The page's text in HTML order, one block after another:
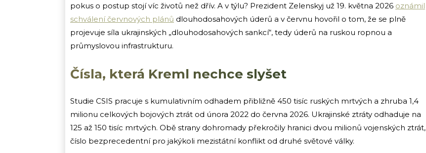
pokus o postup stojí víc životů než dřív. A v týlu? Prezident Zelenskyj už 19. května 2026 oznámil
schválení červnových plánů dlouhodosahových úderů a v červnu hovořil o tom, že se plně
projevuje síla ukrajinských „dlouhodosahových sankcí“, tedy úderů na ruskou ropnou a
průmyslovou infrastrukturu.
Čísla, která Kreml nechce slyšet
Studie CSIS pracuje s kumulativním odhadem přibližně 450 tisíc ruských mrtvých a zhruba 1,4
milionu celkových bojových ztrát od února 2022 do června 2026. Ukrajinské ztráty odhaduje na
125 až 150 tisíc mrtvých. Obě strany dohromady překročily hranici dvou milionů vojenských ztrát,
číslo bezprecedentní pro jakýkoli mezistátní konflikt od druhé světové války.